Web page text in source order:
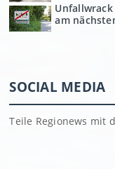
am
SOCIAL MEDIA
Teile Regionews mit